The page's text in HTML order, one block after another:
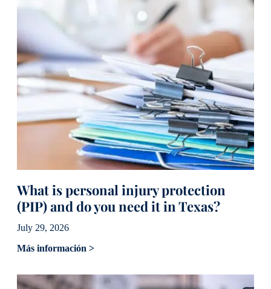
What is personal injury protection
(PIP) and do you need it in Texas?
July 29, 2026
Más información >